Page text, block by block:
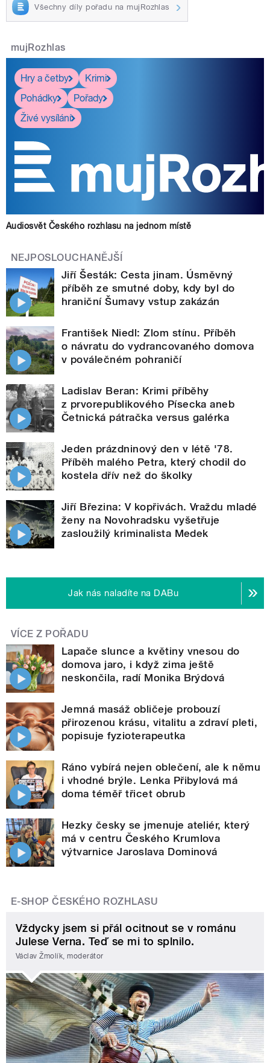
Všechny díly pořadu na mujRozhlas
mujRozhlas
Hry a četby
Krimi
Pohádky
Pořady
Živé vysílání
Audiosvět Českého rozhlasu na jednom místě
NEJPOSLOUCHANĚJŠÍ
Jiří Šesták: Cesta jinam. Úsměvný
příběh ze smutné doby, kdy byl do
hraniční Šumavy vstup zakázán
František Niedl: Zlom stínu. Příběh
o návratu do vydrancovaného domova
v poválečném pohraničí
Ladislav Beran: Krimi příběhy
z prvorepublikového Písecka aneb
Četnická pátračka versus galérka
Jeden prázdninový den v létě '78.
Příběh malého Petra, který chodil do
kostela dřív než do školky
Jiří Březina: V kopřivách. Vraždu mladé
ženy na Novohradsku vyšetřuje
zasloužilý kriminalista Medek
Jak nás naladíte na DABu
VÍCE Z POŘADU
Lapače slunce a květiny vnesou do
domova jaro, i když zima ještě
neskončila, radí Monika Brýdová
Jemná masáž obličeje probouzí
přirozenou krásu, vitalitu a zdraví pleti,
popisuje fyzioterapeutka
Ráno vybírá nejen oblečení, ale k němu
i vhodné brýle. Lenka Přibylová má
doma téměř třicet obrub
Hezky česky se jmenuje ateliér, který
má v centru Českého Krumlova
výtvarnice Jaroslava Dominová
E-SHOP ČESKÉHO ROZHLASU
Vždycky jsem si přál ocitnout se v románu
Julese Verna. Teď se mi to splnilo.
Václav Žmolík, moderátor